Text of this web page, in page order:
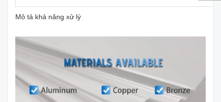
Mô tả khả năng xử lý